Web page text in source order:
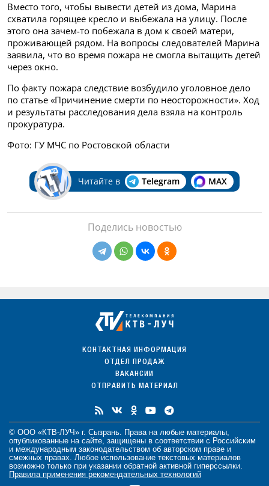
Вместо того, чтобы вывести детей из дома, Марина
схватила горящее кресло и выбежала на улицу. После
этого она зачем-то побежала в дом к своей матери,
проживающей рядом. На вопросы следователей Марина
заявила, что во время пожара не смогла вытащить детей
через окно.
По факту пожара следствие возбудило уголовное дело
по статье «Причинение смерти по неосторожности». Ход
и результаты расследования дела взяла на контроль
прокуратура.
Фото: ГУ МЧС по Ростовской области
Читайте в Telegram MAX
Поделись новостью
КОНТАКТНАЯ ИНФОРМАЦИЯ
ОТДЕЛ ПРОДАЖ
ВАКАНСИИ
ОТПРАВИТЬ МАТЕРИАЛ
© ООО «КТВ-ЛУЧ» г. Сызрань. Права на любые материалы,
опубликованные на сайте, защищены в соответствии с Российским
и международным законодательством об авторском праве и
смежных правах. Любое использование текстовых материалов
возможно только при указании обратной активной гиперссылки.
Правила применения рекомендательных технологий